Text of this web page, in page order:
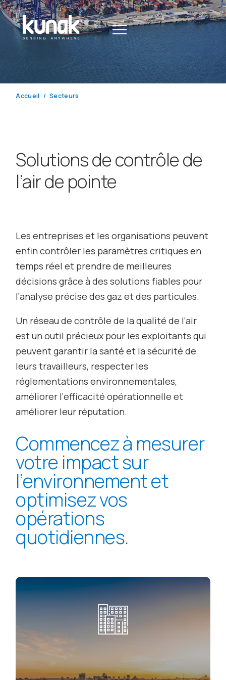
Accueil Secteurs
Solutionsdecontrôlede
l‘airdepointe
Les entreprises et les organisations peuvent
enfin contrôler les paramètres critiques en
temps réel et prendre de meilleures
décisions grâce à des solutions fiables pour
l‘analyse précise des gaz etdes particules.
Un réseau de contrôle de la qualité de l‘air
estun outil précieux pour les exploitants qui
peuventgarantir la santé et la sécurité de
leurs travailleurs, respecter les
réglementations environnementales,
améliorer l‘efficacité opérationnelle et
améliorer leur réputation.
Commencezà mesurer
votre impactsur
l‘environnementet
optimisezvos
opérations
quotidiennes.